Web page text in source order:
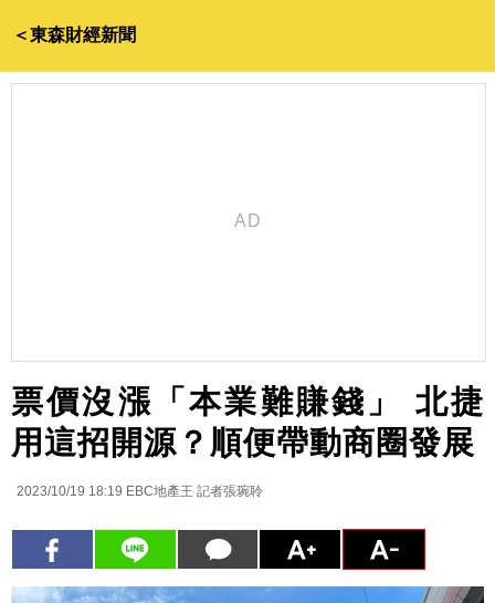
＜東森財經新聞
票價沒漲「本業難賺錢」 北捷
用這招開源？順便帶動商圈發展
2023/10/19 18:19 EBC地產王 記者張琬聆